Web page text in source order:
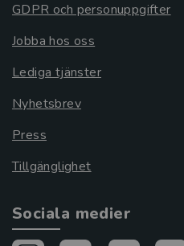
GDPR och personuppgifter
Jobba hos oss
Lediga tjänster
Nyhetsbrev
Press
Tillgänglighet
Sociala medier